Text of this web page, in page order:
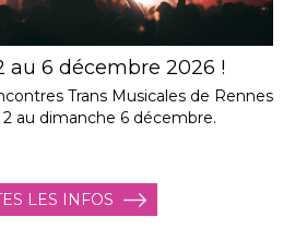
au 6 décembre 2026 !
Trans Musicales de Rennes
au dimanche 6 décembre.
LES INFOS